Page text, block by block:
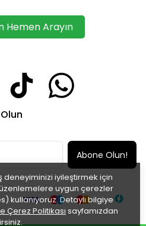
deneyiminizi iyileştirmek için
uygun çerezler
kullanıyoruz. Detaylı bilgiye
Çerez Politikası sayfamızdan
Hemen Arayın
Abone Olun!